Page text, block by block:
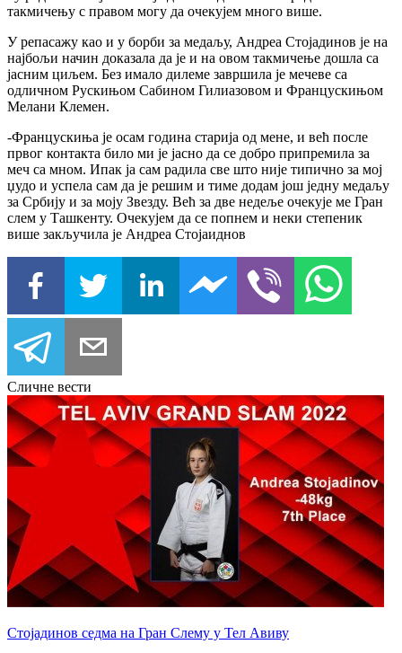
такмичењу с правом могу да очекујем много више.
У репасажу као и у борби за медаљу, Андреа Стојадинов је на
најбољи начин доказала да је и на овом такмичење дошла са
јасним циљем. Без имало дилеме завршила је мечеве са
одличном Рускињом Сабином Гилиазовом и Францускињом
Мелани Клемен.
-Францускиња је осам година старија од мене, и већ после
првог контакта било ми је јасно да се добро припремила за
меч са мном. Ипак ја сам радила све што није типично за мој
џудо и успела сам да је решим и тиме додам још једну медаљу
за Србију и за моју Звезду. Већ за две недеље очекује ме Гран
слем у Ташкенту. Очекујем да се попнем и неки степеник
више закључила је Андреа Стојаиднов
Сличне вести
Стојадинов седма на Гран Слему у Тел Авиву